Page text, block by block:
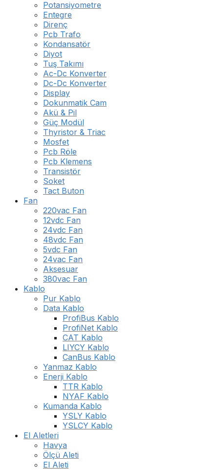
Potansiyometre
Entegre
Direnç
Pcb Trafo
Kondansatör
Diyot
Tuş Takımı
Ac-Dc Konverter
Dc-Dc Konverter
Display
Dokunmatik Cam
Akü & Pil
Güç Modül
Thyristor & Triac
Mosfet
Pcb Röle
Pcb Klemens
Transistör
Soket
Tact Buton
Fan
220vac Fan
12vdc Fan
24vdc Fan
48vdc Fan
5vdc Fan
24vac Fan
Aksesuar
380vac Fan
Kablo
Pur Kablo
Data Kablo
ProfiBus Kablo
ProfiNet Kablo
CAT Kablo
LIYCY Kablo
CanBus Kablo
Yanmaz Kablo
Enerji Kablo
TTR Kablo
NYAF Kablo
Kumanda Kablo
YSLY Kablo
YSLCY Kablo
El Aletleri
Havya
Ölçü Aleti
El Aleti